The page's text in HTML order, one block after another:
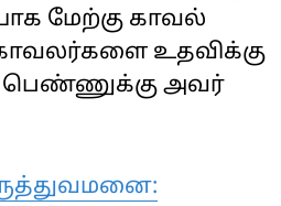
மேற்கு காவல்
உதவிக்கு
பெண்ணுக்கு அவர்